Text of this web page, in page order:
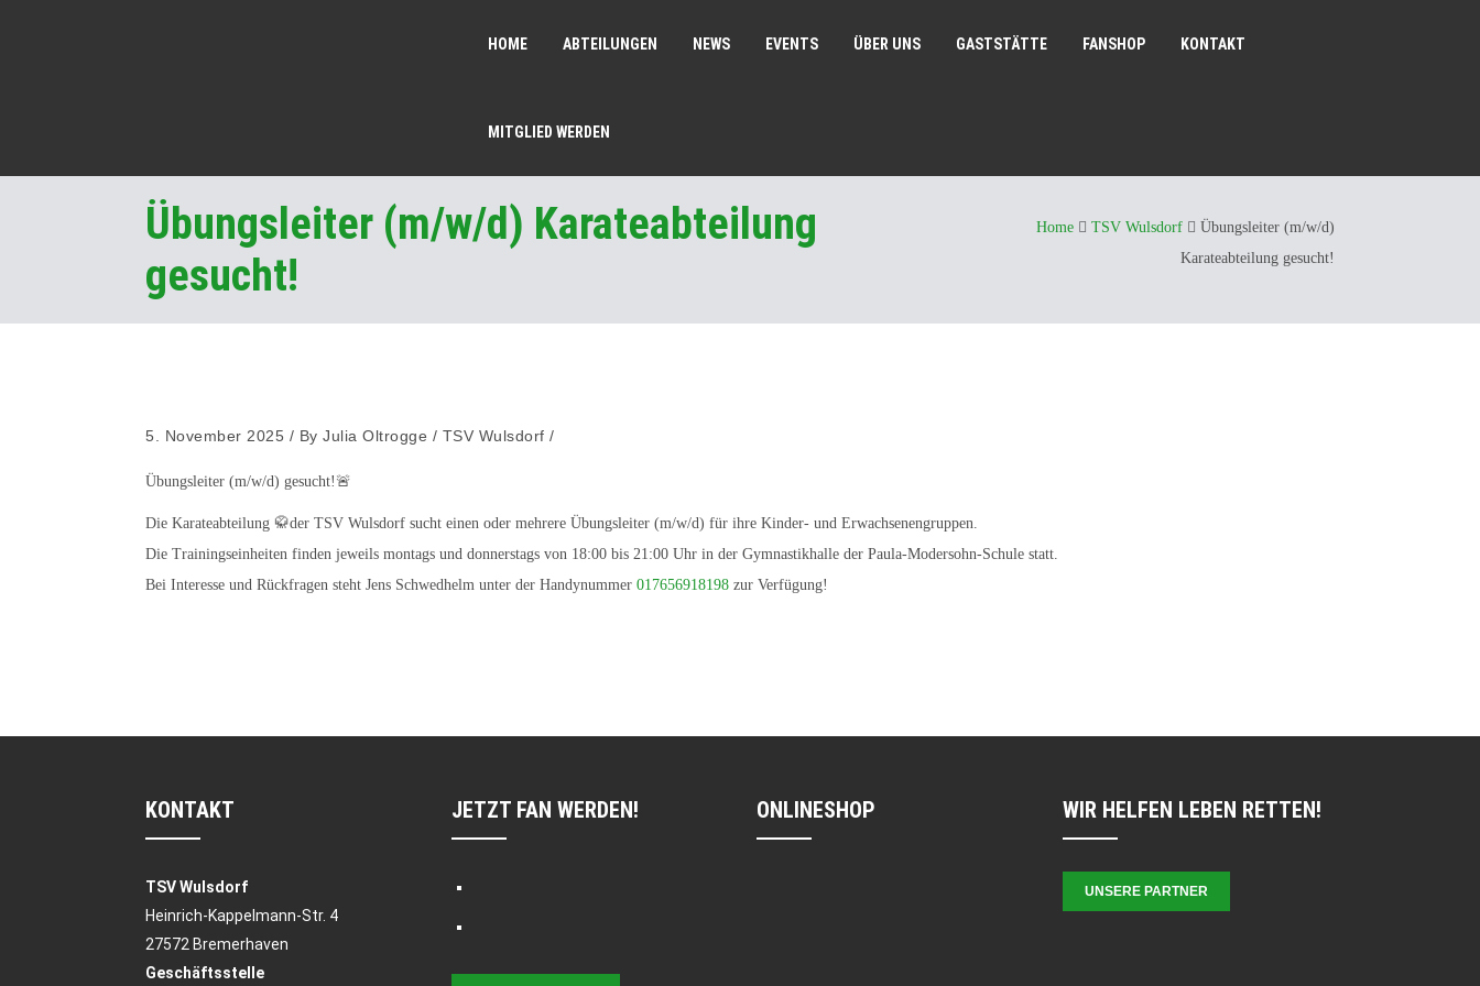
HOME ABTEILUNGEN NEWS EVENTS ÜBER UNS GASTSTÄTTE FANSHOP KONTAKT
MITGLIED WERDEN
Übungsleiter (m/w/d) Karateabteilung
gesucht!
Home TSV Wulsdorf
Übungsleiter (m/w/d)
Karateabteilung gesucht!
5. November 2025 / By Julia Oltrogge / TSV Wulsdorf /
Übungsleiter (m/w/d) gesucht!🚨
Die Karateabteilung 🥋der TSV Wulsdorf sucht einen oder mehrere Übungsleiter (m/w/d) für ihre Kinder- und Erwachsenengruppen.
Die Trainingseinheiten finden jeweils montags und donnerstags von 18:00 bis 21:00 Uhr in der Gymnastikhalle der Paula-Modersohn-Schule statt.
Bei Interesse und Rückfragen steht Jens Schwedhelm unter der Handynummer 017656918198 zur Verfügung!
KONTAKT
TSV Wulsdorf
Heinrich-Kappelmann-Str. 4
27572 Bremerhaven
Geschäftsstelle
JETZT FAN WERDEN! ONLINESHOP WIR HELFEN LEBEN RETTEN!
UNSERE PARTNER